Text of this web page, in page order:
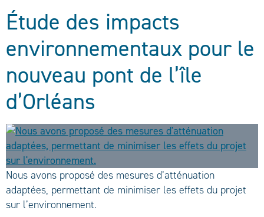
Étude des impacts
environnementaux pour le
nouveau pont de l’île
d’Orléans
Nous avons proposé des mesures d’atténuation
adaptées, permettant de minimiser les effets du projet
sur l’environnement.